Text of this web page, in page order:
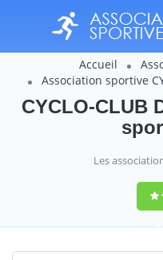
Accueil
Association sportive
CYCLO-CLUB
Les